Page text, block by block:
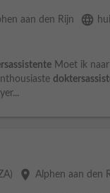
aan den Rijn language
Moet ik
place Alphen aan den